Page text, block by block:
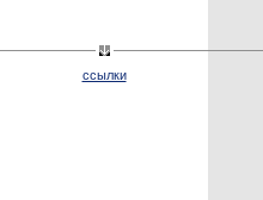
ссылки